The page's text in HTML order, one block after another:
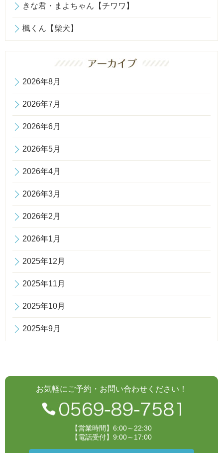
きな君・まよちゃん【チワワ】
楓くん【柴犬】
2026年8月
2026年7月
2026年6月
2026年5月
2026年4月
2026年3月
2026年2月
2026年1月
2025年12月
2025年11月
2025年10月
2025年9月
お気軽にご予約・お問い合わせください！
【営業時間】6:00～22:30
【電話受付】9:00～17:00